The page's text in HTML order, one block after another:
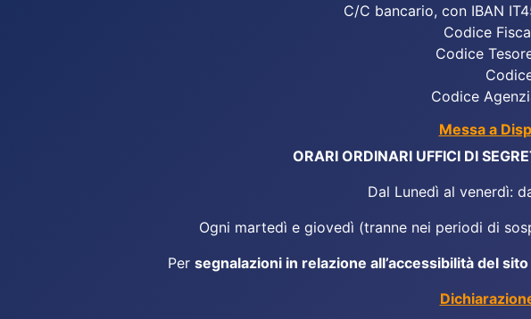
C/C bancario, con IBAN
Codice
Codice
Codice
Messa a
ORARI ORDINARI UFFICI DI
Dal Lunedì al venerdì:
Ogni martedì e giovedì (tranne nei periodi di
Per segnalazioni in relazione all’accessibilità del sito